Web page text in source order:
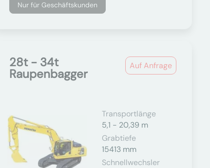
Nur für Geschäftskunden
Auf Anfrage
28t - 34t
Raupenbagger
Transportlänge
5,1 - 20,39 m
Grabtiefe
15413 mm
Schnellwechsler